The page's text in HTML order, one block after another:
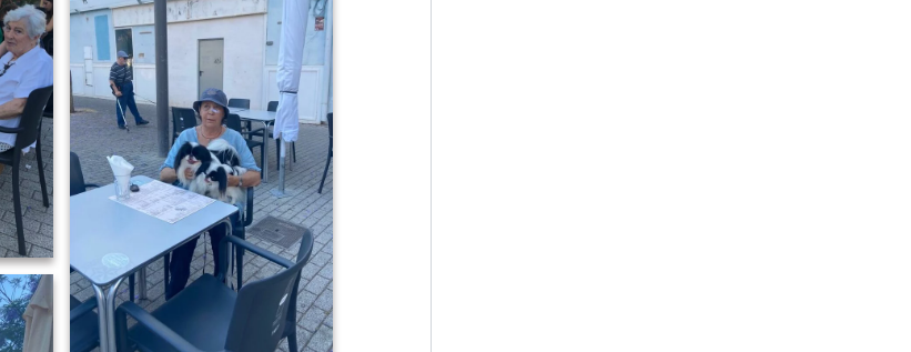
Denia Bella chiao 2022-06-09 at
7.32.16 PM (1)